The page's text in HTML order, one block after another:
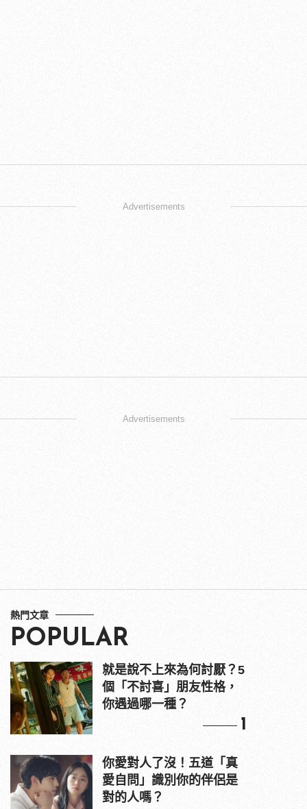
Advertisements
Advertisements
熱門文章
POPULAR
就是說不上來為何討厭？5
個「不討喜」朋友性格，
你遇過哪一種？
1
你愛對人了沒！五道「真
愛自問」識別你的伴侶是
對的人嗎？